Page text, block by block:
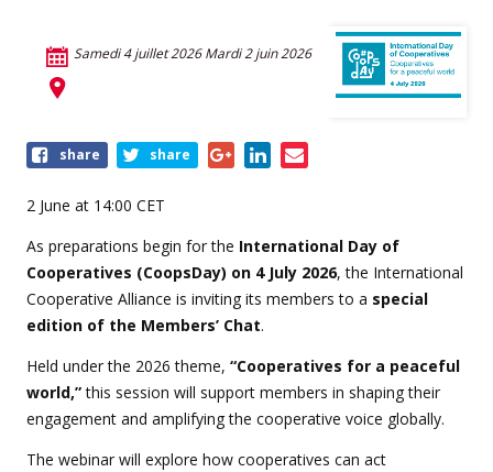
Samedi 4 juillet 2026 Mardi 2 juin 2026
Share
event
share share
2 June at 14:00 CET
As preparations begin for the International Day of
Cooperatives (CoopsDay) on 4 July 2026, the International
Cooperative Alliance is inviting its members to a special
edition of the Members’ Chat.
Held under the 2026 theme, “Cooperatives for a peaceful
world,”this session will support members in shaping their
engagement and amplifying the cooperative voice globally.
The webinar will explore how cooperatives can act